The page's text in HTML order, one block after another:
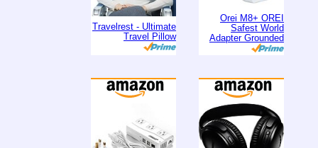
Orei M8+ OREI
Safest World
Adapter Grounded
Travelrest - Ultimate
Travel Pillow